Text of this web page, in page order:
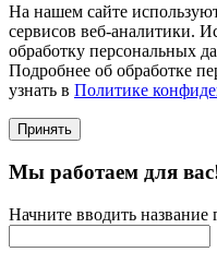
На нашем сайте
сервисов веб-аналитики.
обработку персональных
Подробнее об обработке
узнать в Политике
Принять
Мы работаем для
Начните вводить название